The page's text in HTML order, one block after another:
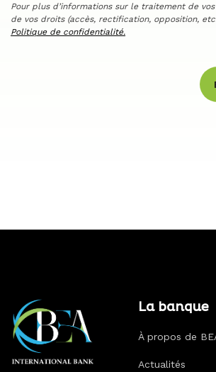
Pour plus d’informations sur le traitement de
de vos droits (accès, rectification, opposition,
Politique de confidentialité.
La banque
À propos de
Actualités